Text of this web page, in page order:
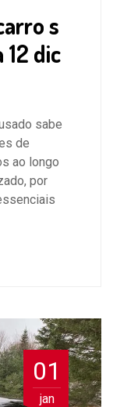
s
dic
sabe
de
ao longo
por
01
jan